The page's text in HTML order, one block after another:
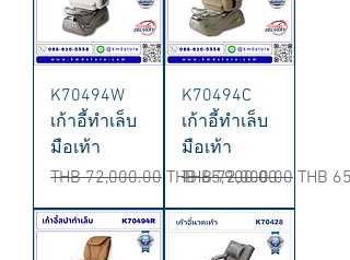
K70494W
เก้าอี้ทำเล็บ
มือเท้า
Regular Price
THB 72,000.00 Sale Price
THB 65,900.00
K70494C
เก้าอี้ทำเล็บ
มือเท้า
Regular Price
THB 72,000.00 Sale
THB